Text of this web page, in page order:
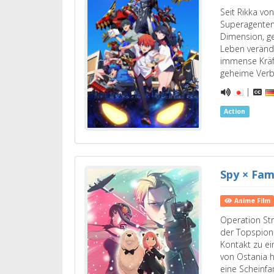
Seit Rikka
Dimension,
Leben
immense
geheime
|
Action
Spy ×
Anime Film
Operation
der
Kontakt zu
von Ostania
eine